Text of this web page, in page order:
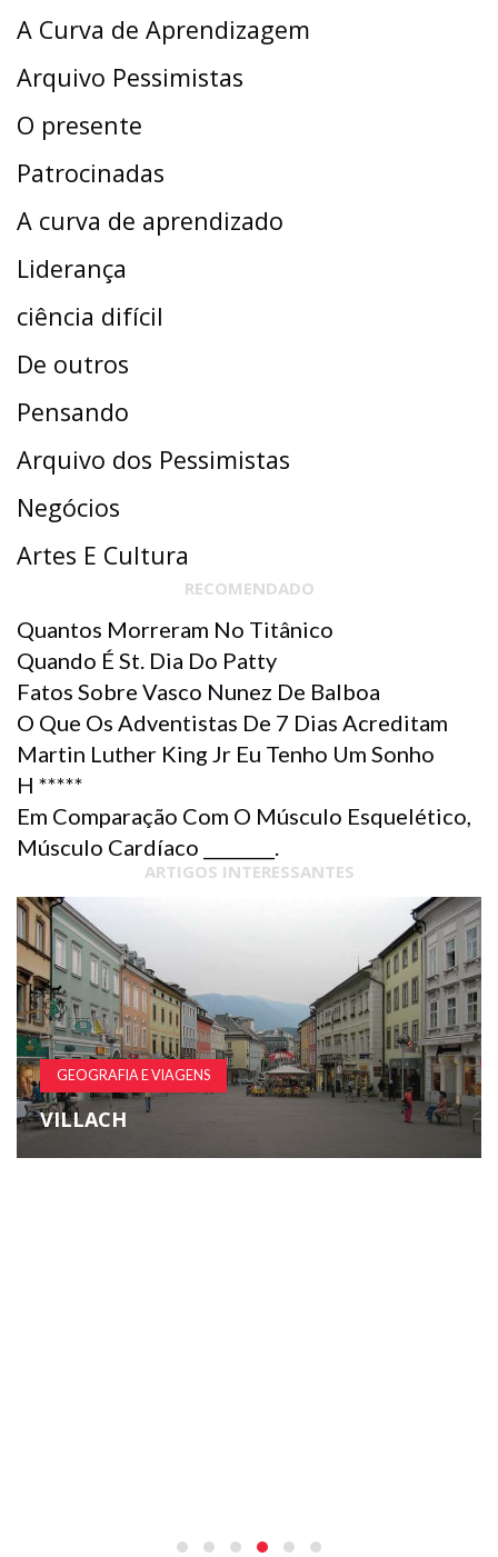
A Curva de Aprendizagem
Arquivo Pessimistas
O presente
Patrocinadas
A curva de aprendizado
Liderança
ciência difícil
De outros
Pensando
Arquivo dos Pessimistas
Negócios
Artes E Cultura
RECOMENDADO
Quantos Morreram No Titânico
Quando É St. Dia Do Patty
Fatos Sobre Vasco Nunez De Balboa
O Que Os Adventistas De 7 Dias Acreditam
Martin Luther King Jr Eu Tenho Um Sonho
H *****
Em Comparação Com O Músculo Esquelético,
Músculo Cardíaco ________.
ARTIGOS INTERESSANTES
GEOGRAFIA E VIAGENS
VILLACH